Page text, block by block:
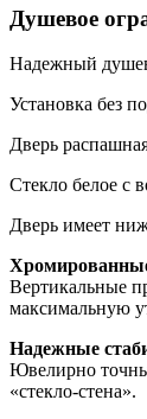
Душевое
Надежный
Установка без
Дверь
Стекло белое с
Дверь имеет
Вертикальные
максимальную
Надежные
Ювелирно
«стекло-стена».